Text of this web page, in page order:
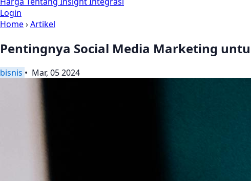
Login
Home›Artikel
Pentingnya Social Media Marketing
bisnis • Mar, 05 2024